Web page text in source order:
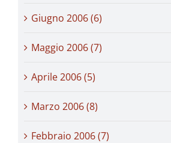
Giugno 2006 (6)
Maggio 2006 (7)
Aprile 2006 (5)
Marzo 2006 (8)
Febbraio 2006 (7)